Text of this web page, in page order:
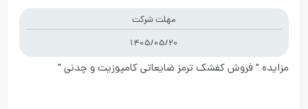
مهلت شرکت
1405/05/20
مزایده " فروش کفشک ترمز ضایعاتی کامپوزیت و چدنی "